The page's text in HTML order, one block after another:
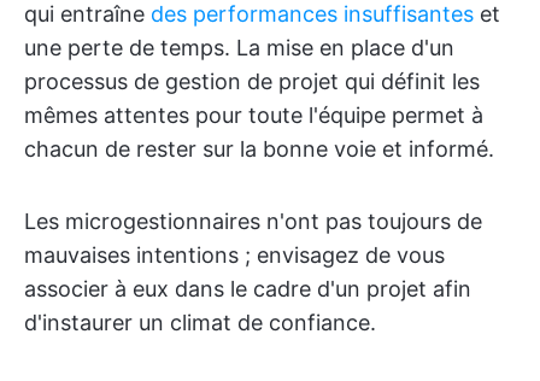
qui entraîne des performances insuffisantes et
une perte de temps. La mise en place d'un
processus de gestion de projet qui définit les
mêmes attentes pour toute l'équipe permet à
chacun de rester sur la bonne voie et informé.
Les microgestionnaires n'ont pas toujours de
mauvaises intentions ; envisagez de vous
associer à eux dans le cadre d'un projet afin
d'instaurer un climat de confiance.